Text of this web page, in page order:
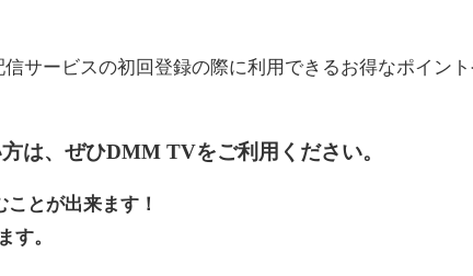
サービスの初回登録の際に利用できるお得なポイン
は、ぜひDMM TVをご利用ください。
とが出来ます！
す。